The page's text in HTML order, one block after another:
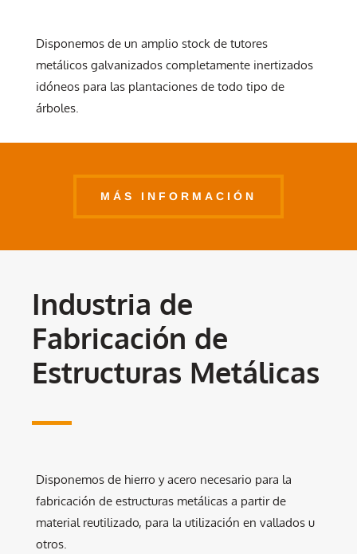
Disponemos de un amplio stock de tutores
metálicos galvanizados completamente inertizados
idóneos para las plantaciones de todo tipo de
árboles.
MÁS INFORMACIÓN
Industria de
Fabricación de
Estructuras Metálicas
Disponemos de hierro y acero necesario para la
fabricación de estructuras metálicas a partir de
material reutilizado, para la utilización en vallados u
otros.